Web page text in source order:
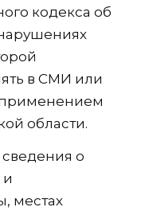
кодекса об
в СМИ или
применением
области.
о
местах